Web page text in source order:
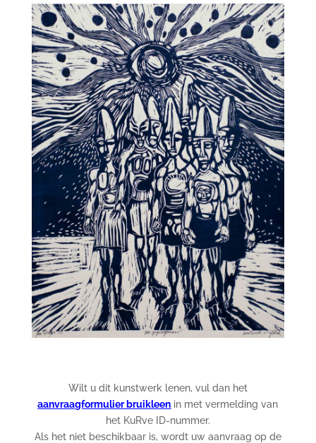
Wilt u dit kunstwerk lenen, vul dan het
aanvraagformulier bruikleen in met vermelding van
het KuRve ID-nummer.
Als het niet beschikbaar is, wordt uw aanvraag op de